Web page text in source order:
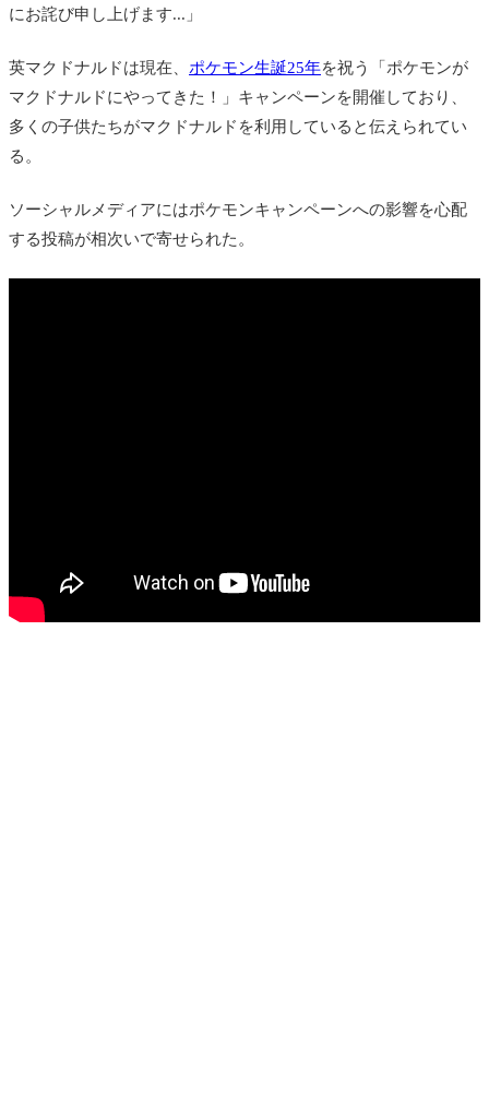
にお詫び申し上げます...」
英マクドナルドは現在、 ポケモン生誕25年を祝う「ポケモンが
マクドナルドにやってきた！」キャンペーンを開催しており、
多くの子供たちがマクドナルドを利用していると伝えられてい
る。
ソーシャルメディアにはポケモンキャンペーンへの影響を心配
する投稿が相次いで寄せられた。